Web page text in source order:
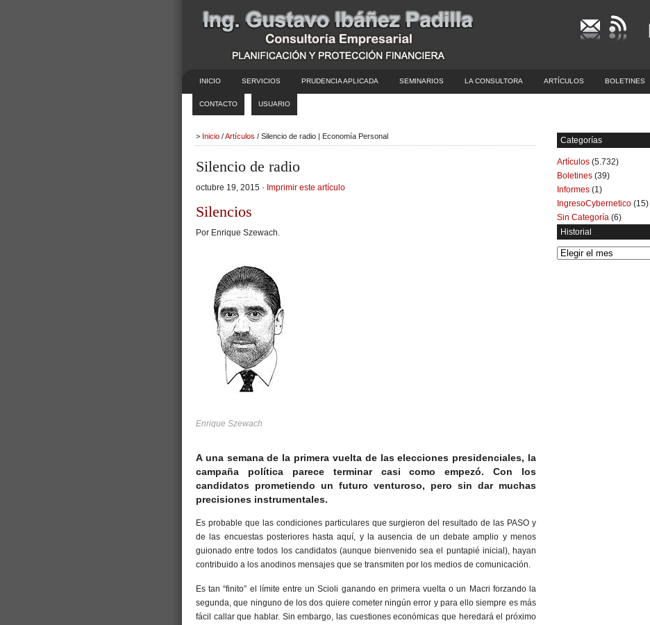
INICIO SERVICIOS PRUDENCIA APLICADA SEMINARIOS LA CONSULTORA ARTÍCULOS BOLETINES
CONTACTO USUARIO
> Inicio /Artículos / Silencio de radio | Economía Personal
Silencio de radio
octubre 19, 2015 · Imprimir este artículo
Silencios
Por Enrique Szewach.
Enrique Szewach
A una semana de la primera vuelta de las elecciones presidenciales, la
campaña política parece terminar casi como empezó. Con los
candidatos prometiendo un futuro venturoso, pero sin dar muchas
precisiones instrumentales.
Es probable que las condiciones particulares que surgieron del resultado de las PASO y
de las encuestas posteriores hasta aquí, y la ausencia de un debate amplio y menos
guionado entre todos los candidatos (aunque bienvenido sea el puntapié inicial), hayan
contribuido a los anodinos mensajes que se transmiten por los medios de comunicación.
Es tan “finito” el límite entre un Scioli ganando en primera vuelta o un Macri forzando la
segunda, que ninguno de los dos quiere cometer ningún error y para ello siempre es más
fácil callar que hablar. Sin embargo, las cuestiones económicas que heredará el próximo
Categorías
Artículos (5.732)
Boletines (39)
Informes (1)
IngresoCybernetico (15)
Sin Categoría (6)
Historial
Historial